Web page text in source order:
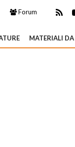
Forum
MATERIALI